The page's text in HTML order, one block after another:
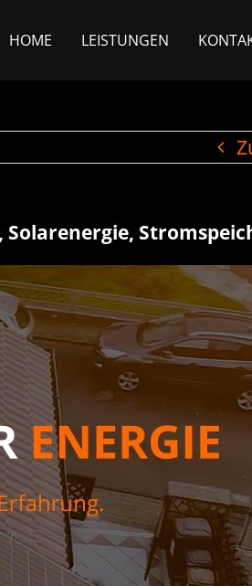
HOME LEISTUNGEN
Solarenergie,